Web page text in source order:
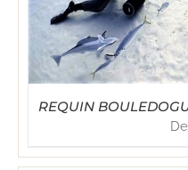
REQUIN